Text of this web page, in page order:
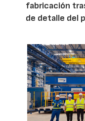
fabricación
de detalle del